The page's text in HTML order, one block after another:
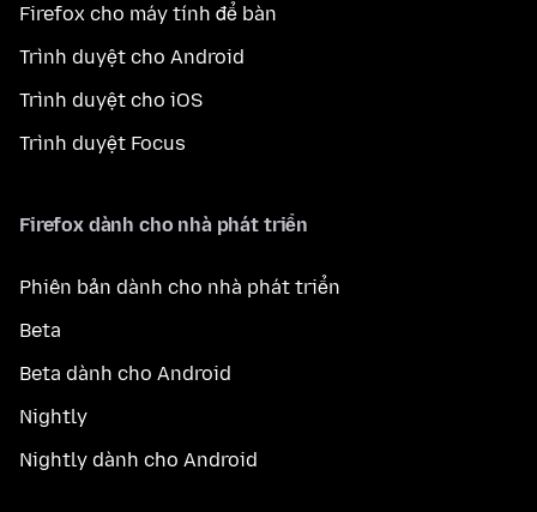
Firefox cho máy tính để bàn
Trình duyệt cho Android
Trình duyệt cho iOS
Trình duyệt Focus
Firefox dành cho nhà phát triển
Phiên bản dành cho nhà phát triển
Beta
Beta dành cho Android
Nightly
Nightly dành cho Android